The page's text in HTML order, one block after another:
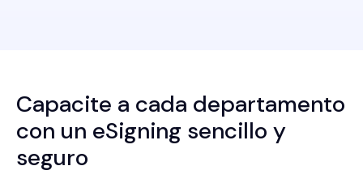
Capacite a cada departamento
con un eSigning sencillo y
seguro